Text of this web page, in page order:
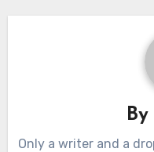
By
Only a writer and a